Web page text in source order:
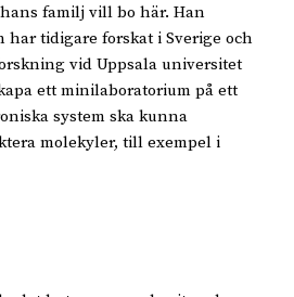
familj vill bo här. Han
har tidigare forskat i Sverige och
vid Uppsala universitet
ett minilaboratorium på ett
system ska kunna
molekyler, till exempel i